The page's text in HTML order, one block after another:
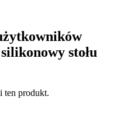
stołu
ten produkt.